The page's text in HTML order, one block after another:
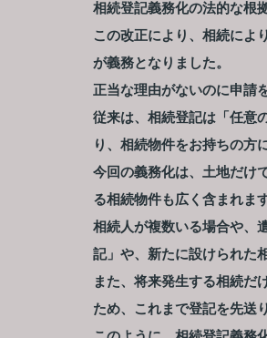
相続登記義務化の法的な根
この改正により、相続によ
が義務となりました。
正当な理由がないのに申請
従来は、相続登記は「任意
り、相続物件をお持ちの方
今回の義務化は、土地だけ
る相続物件も広く含まれます
相続人が複数いる場合や、
記」や、新たに設けられた
また、将来発生する相続だ
ため、これまで登記を先送